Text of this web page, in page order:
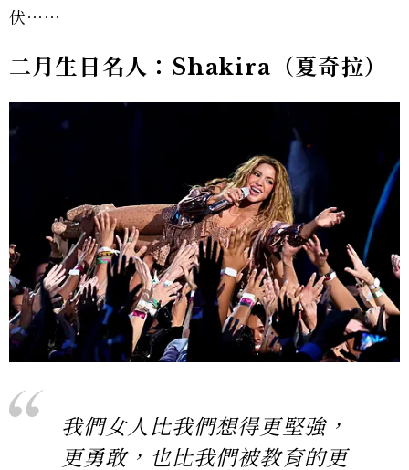
伏⋯⋯
二月生日名人：Shakira（夏奇拉）
我們女人比我們想得更堅強，
更勇敢，也比我們被教育的更